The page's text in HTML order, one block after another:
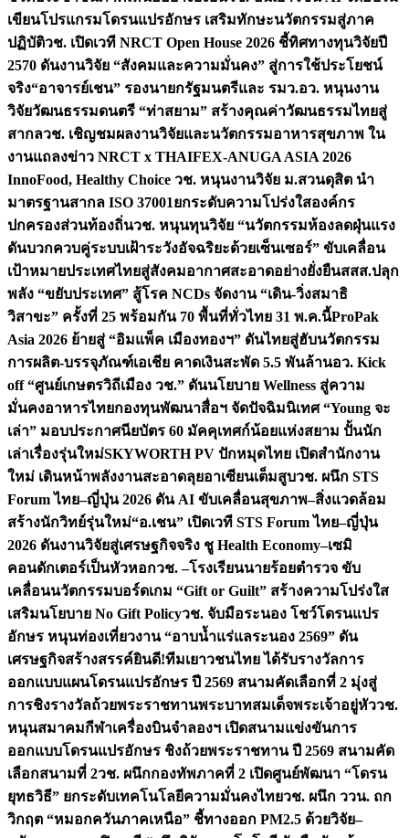
เขียนโปรแกรมโดรนแปรอักษร เสริมทักษะนวัตกรรมสู่ภาค
ปฏิบัติวช. เปิดเวที NRCT Open House 2026 ชี้ทิศทางทุนวิจัยปี
2570 ดันงานวิจัย “สังคมและความมั่นคง” สู่การใช้ประโยชน์
จริง“อาจารย์เชน” รองนายกรัฐมนตรีและ รมว.อว. หนุนงาน
วิจัยวัฒนธรรมดนตรี “ท่าสยาม” สร้างคุณค่าวัฒนธรรมไทยสู่
สากลวช. เชิญชมผลงานวิจัยและนวัตกรรมอาหารสุขภาพ ใน
งานแถลงข่าว NRCT x THAIFEX-ANUGA ASIA 2026
InnoFood, Healthy Choice วช. หนุนงานวิจัย ม.สวนดุสิต นำ
มาตรฐานสากล ISO 37001ยกระดับความโปร่งใสองค์กร
ปกครองส่วนท้องถิ่นวช. หนุนทุนวิจัย “นวัตกรรมห้องลดฝุ่นแรง
ดันบวกควบคู่ระบบเฝ้าระวังอัจฉริยะด้วยเซ็นเซอร์” ขับเคลื่อน
เป้าหมายประเทศไทยสู่สังคมอากาศสะอาดอย่างยั่งยืนสสส.ปลุก
พลัง “ขยับประเทศ” สู้โรค NCDs จัดงาน “เดิน-วิ่งสมาธิ
วิสาขะ” ครั้งที่ 25 พร้อมกัน 70 พื้นที่ทั่วไทย 31 พ.ค.นี้ProPak
Asia 2026 ย้ายสู่ “อิมแพ็ค เมืองทองฯ” ดันไทยสู่ฮับนวัตกรรม
การผลิต-บรรจุภัณฑ์เอเชีย คาดเงินสะพัด 5.5 พันล้านอว. Kick
off “ศูนย์เกษตรวิถีเมือง วช.” ดันนโยบาย Wellness สู่ความ
มั่นคงอาหารไทยกองทุนพัฒนาสื่อฯ จัดปัจฉิมนิเทศ “Young จะ
เล่า” มอบประกาศนียบัตร 60 มัคคุเทศก์น้อยแห่งสยาม ปั้นนัก
เล่าเรื่องรุ่นใหม่SKYWORTH PV ปักหมุดไทย เปิดสำนักงาน
ใหม่ เดินหน้าพลังงานสะอาดลุยอาเซียนเต็มสูบวช. ผนึก STS
Forum ไทย–ญี่ปุ่น 2026 ดัน AI ขับเคลื่อนสุขภาพ–สิ่งแวดล้อม
สร้างนักวิทย์รุ่นใหม่“อ.เชน” เปิดเวที STS Forum ไทย–ญี่ปุ่น
2026 ดันงานวิจัยสู่เศรษฐกิจจริง ชู Health Economy–เซมิ
คอนดักเตอร์เป็นหัวหอกวช. –โรงเรียนนายร้อยตำรวจ ขับ
เคลื่อนนวัตกรรมบอร์ดเกม “Gift or Guilt” สร้างความโปร่งใส
เสริมนโยบาย No Gift Policyวช. จับมือระนอง โชว์โดรนแปร
อักษร หนุนท่องเที่ยวงาน “อาบน้ำแร่แลระนอง 2569” ดัน
เศรษฐกิจสร้างสรรค์ยินดี!ทีมเยาวชนไทย ได้รับรางวัลการ
ออกแบบแผนโดรนแปรอักษร ปี 2569 สนามคัดเลือกที่ 2 มุ่งสู่
การชิงรางวัลถ้วยพระราชทานพระบาทสมเด็จพระเจ้าอยู่หัววช.
หนุนสมาคมกีฬาเครื่องบินจำลองฯ เปิดสนามแข่งขันการ
ออกแบบโดรนแปรอักษร ชิงถ้วยพระราชทาน ปี 2569 สนามคัด
เลือกสนามที่ 2วช. ผนึกกองทัพภาคที่ 2 เปิดศูนย์พัฒนา “โดรน
ยุทธวิธี” ยกระดับเทคโนโลยีความมั่นคงไทยวช. ผนึก ววน. ถก
วิกฤต “หมอกควันภาคเหนือ” ชี้ทางออก PM2.5 ด้วยวิจัย–